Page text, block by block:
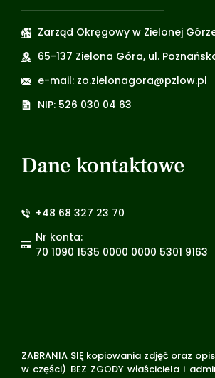
Zarząd Okręgowy w Zielonej
65-137 Zielona Góra, ul.
e-mail: zo.zielonagora@pzlow.pl
NIP: 526 030 04 63
Dane kontaktowe
+48 68 327 23 70
Nr konta:
70 1090 1535 0000 0000 5301 9163
ZABRANIA SIĘ kopiowania zdjęć oraz
w części) BEZ ZGODY właściciela i